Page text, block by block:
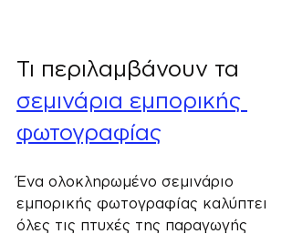
Τι περιλαμβάνουν τα
σεμινάρια εμπορικής
φωτογραφίας
Ένα ολοκληρωμένο σεμινάριο
εμπορικής φωτογραφίας καλύπτει
όλες τις πτυχές της παραγωγής